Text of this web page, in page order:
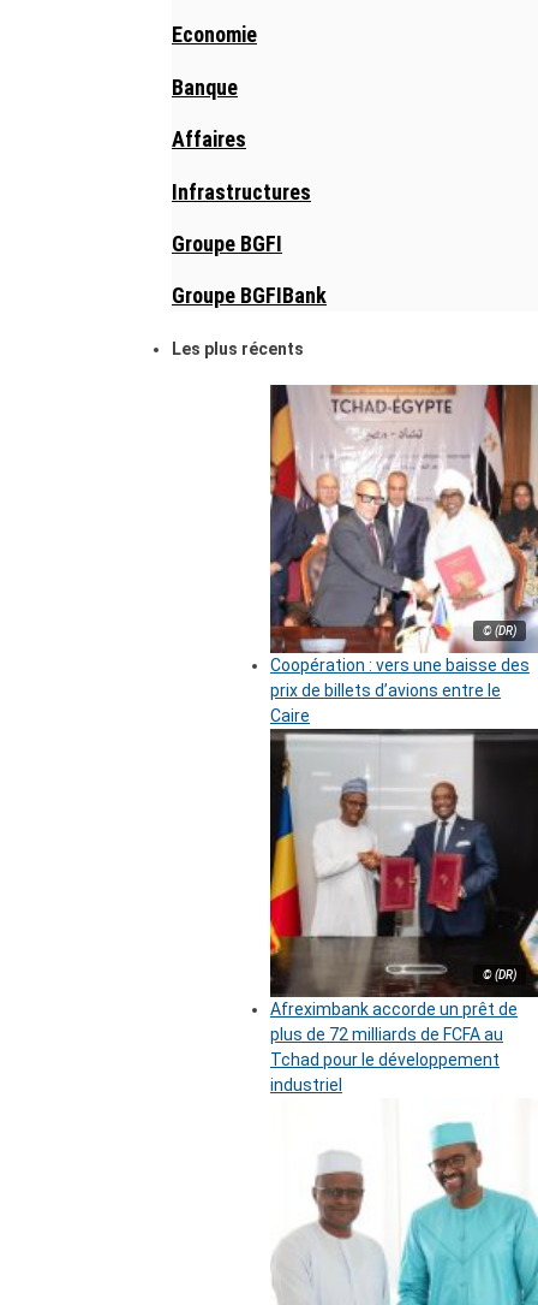
Economie
Banque
Affaires
Infrastructures
Groupe BGFI
Groupe BGFIBank
Les plus récents
© (DR)
Coopération : vers une baisse des
prix de billets d’avions entre le
Caire
© (DR)
Afreximbank accorde un prêt de
plus de 72 milliards de FCFA au
Tchad pour le développement
industriel